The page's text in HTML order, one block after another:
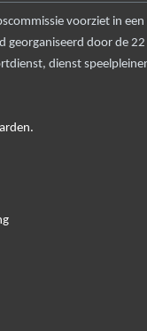
voorziet in
georganiseerd door de 22
dienst